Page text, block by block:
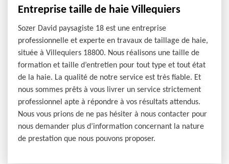
Entreprise taille de haie Villequiers
Sozer David paysagiste 18 est une entreprise
professionnelle et experte en travaux de taillage de haie,
située à Villequiers 18800. Nous réalisons une taille de
formation et taille d’entretien pour tout type et tout état
de la haie. La qualité de notre service est très fiable. Et
nous sommes prêts à vous livrer un service strictement
professionnel apte à répondre à vos résultats attendus.
Nous vous prions de ne pas hésiter à nous contacter pour
nous demander plus d’information concernant la nature
de prestation que nous pouvons proposer.